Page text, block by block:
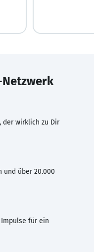
Netzwerk
der wirklich zu Dir
und über 20.000
für ein